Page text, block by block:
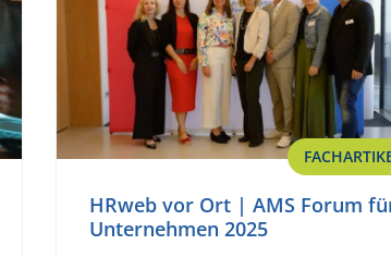
HRweb vor Ort | AMS Forum
Unternehmen 2025